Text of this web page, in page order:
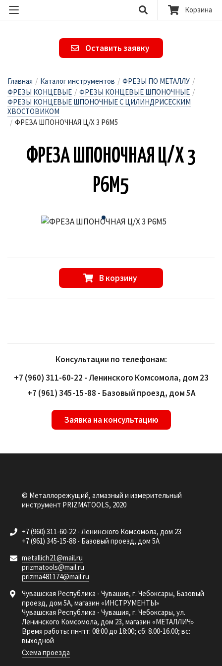
Корзина
Оставить заявку
Главная / Каталог инструментов / ФРЕЗЫ ПО МЕТАЛЛУ /
ФРЕЗЫ КОНЦЕВЫЕ / ФРЕЗЫ КОНЦЕВЫЕ ШПОНОЧНЫЕ /
ФРЕЗЫ КОНЦЕВЫЕ ШПОНОЧНЫЕ С ЦИЛИНДРИСЕСКИМ
ХВОСТОВИКОМ
/ ФРЕЗА ШПОНОЧНАЯ Ц/Х 3 Р6М5
ФРЕ­ЗА ШПО­НОЧ­НАЯ Ц/Х 3
Р6М5
В корзину
Консультации по телефонам:
+7 (960) 311-60-22 - Ленинского Комсомола, дом 23
+7 (961) 345-15-88 - Базовый проезд, дом 5А
Заявка на консультацию
© Металлорежущий, алмазный и измерительный
инструмент PRIZMATOOLS, 2020
+7 (960) 311-60-22 - Ленинского Комсомола, дом 23
+7 (961) 345-15-88 - Базовый проезд, дом 5А
metallich21@mail.ru
prizmatools@mail.ru
prizma481174@mail.ru
Чувашская Республика - Чувашия, г. Чебоксары, Базовый
проезд, дом 5А, магазин «ИНСТРУМЕНТЫ»
Чувашская Республика - Чувашия, г. Чебоксары, ул.
Ленинского Комсомола, дом 23, магазин «МЕТАЛЛИЧ»
Время работы: пн-пт: 08:00 до 18:00; сб: 8.00-16.00; вс:
выходной
Схема проезда